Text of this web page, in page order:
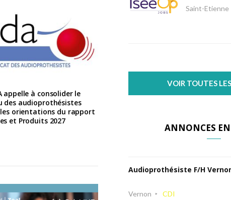
appelle à consolider le
des audioprothésistes
orientations du rapport
et Produits 2027
Saint-Etienne
VOIR TOUTES
ANNONCES
Audioprothésiste F/H
Vernon CDI